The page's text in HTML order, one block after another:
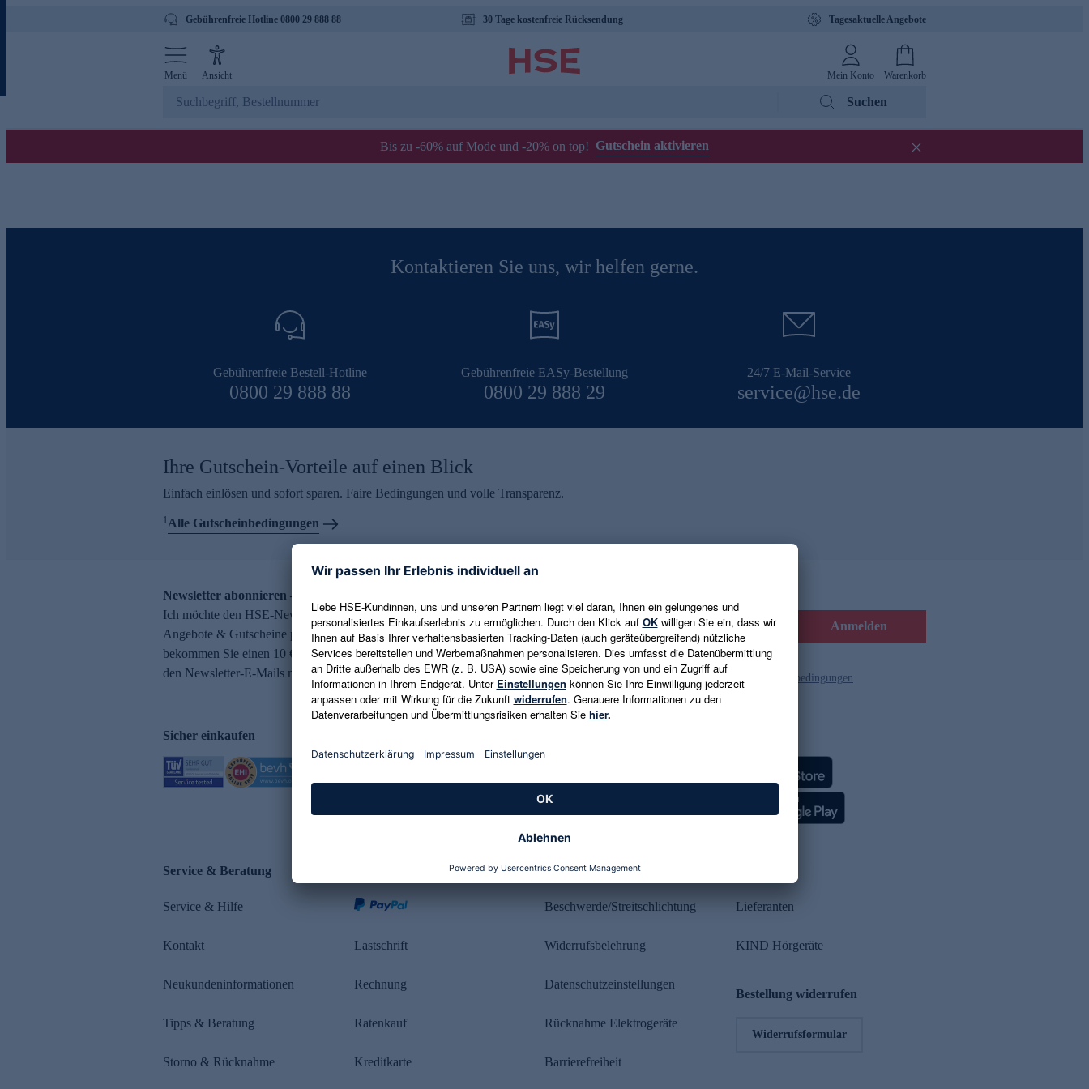
Gebührenfreie Hotline 0800 29 888 88 30 Tage kostenfreie Rücksendung Tagesaktuelle Angebote
Menü Ansicht Mein Konto Warenkorb
Suchen
Bis zu -60% auf Mode und -20% on top! Gutschein aktivieren
Kontaktieren Sie uns, wir helfen gerne.
Gebührenfreie Bestell-Hotline
0800 29 888 88
Gebührenfreie EASy-Bestellung
0800 29 888 29
24/7 E-Mail-Service
service@hse.de
Ihre Gutschein-Vorteile auf einen Blick
Einfach einlösen und sofort sparen. Faire Bedingungen und volle Transparenz.
1Alle Gutscheinbedingungen
Newsletter abonnieren – 10 € Gutschein erhalten
Ich möchte den HSE-Newsletter abonnieren und aktuelle Trends,
Angebote & Gutscheine per E-Mail erhalten. Als Dankeschön
bekommen Sie einen 10 € Gutschein. Eine Abmeldung ist jederzeit in
den Newsletter-E-Mails möglich.
E-Mail-Adresse eingeben Anmelden
Es gelten die Datenschutzrichtlinien und die Gutscheinbedingungen
Sicher einkaufen
Service & Beratung
Service & Hilfe
Kontakt
Neukundeninformationen
Tipps & Beratung
Storno & Rücknahme
Lastschrift
Rechnung
Ratenkauf
Kreditkarte
Rechtliches
Beschwerde/Streitschlichtung
Widerrufsbelehrung
Datenschutzeinstellungen
Rücknahme Elektrogeräte
Barrierefreiheit
Lieferanten
KIND Hörgeräte
Bestellung widerrufen
Widerrufsformular